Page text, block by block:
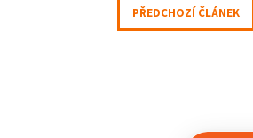
PŘEDCHOZÍ ČLÁNEK